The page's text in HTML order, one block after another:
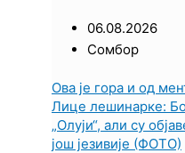
06.08.2026
Сомбор
Ова је гора и од
Лице лешинарке:
„Олуји“, али су
још језивије (ФОТО)